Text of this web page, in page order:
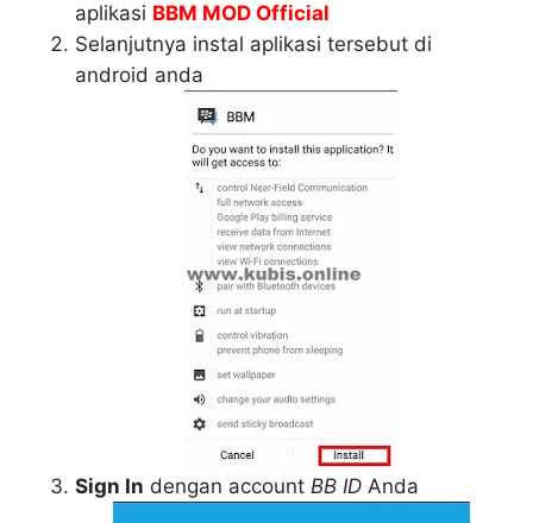
aplikasi BBM MOD Official
Selanjutnya instal aplikasi tersebut di
android anda
Sign In dengan accountBB ID Anda